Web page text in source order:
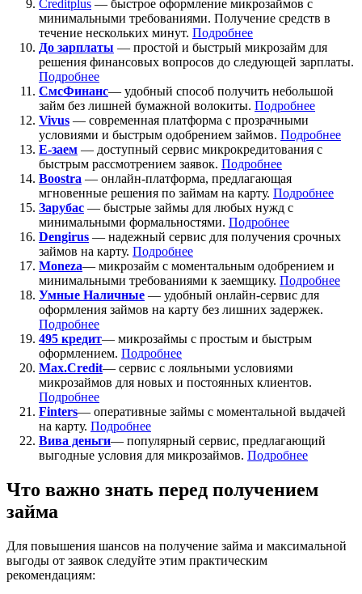
Creditplus — быстрое оформление микрозаймов с
минимальными требованиями. Получение средств в
течение нескольких минут. Подробнее
До зарплаты — простой и быстрый микрозайм для
решения финансовых вопросов до следующей зарплаты.
Подробнее
СмсФинанс— удобный способ получить небольшой
займ без лишней бумажной волокиты. Подробнее
Vivus — современная платформа с прозрачными
условиями и быстрым одобрением займов. Подробнее
Е-заем — доступный сервис микрокредитования с
быстрым рассмотрением заявок. Подробнее
Boostra — онлайн-платформа, предлагающая
мгновенные решения по займам на карту. Подробнее
Зарубас — быстрые займы для любых нужд с
минимальными формальностями. Подробнее
Dengirus — надежный сервис для получения срочных
займов на карту. Подробнее
Moneza— микрозайм с моментальным одобрением и
минимальными требованиями к заемщику. Подробнее
Умные Наличные — удобный онлайн-сервис для
оформления займов на карту без лишних задержек.
Подробнее
495 кредит— микрозаймы с простым и быстрым
оформлением. Подробнее
Max.Credit— сервис с лояльными условиями
микрозаймов для новых и постоянных клиентов.
Подробнее
Finters— оперативные займы с моментальной выдачей
на карту. Подробнее
Вива деньги— популярный сервис, предлагающий
выгодные условия для микрозаймов. Подробнее
Что важно знать перед получением
займа
Для повышения шансов на получение займа и максимальной
выгоды от заявок следуйте этим практическим
рекомендациям: